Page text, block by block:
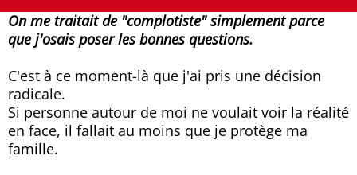
On me traitait de "complotiste" simplement parce
que j'osais poser les bonnes questions.
C'est à ce moment-là que j'ai pris une décision
radicale.
Si personne autour de moi ne voulait voir la réalité
en face, il fallait au moins que je protège ma
famille.